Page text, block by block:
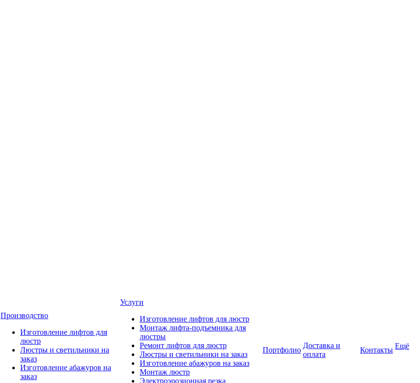
Производство
Изготовление лифтов для
люстр
Люстры и светильники на
заказ
Изготовление абажуров на
заказ
Услуги
Изготовление лифтов для люстр
Монтаж лифта-подъемника для
люстры
Ремонт лифтов для люстр
Люстры и светильники на заказ
Изготовление абажуров на заказ
Монтаж люстр
Электроэрозионная резка
Портфолио
Доставка и
оплата
Контакты Ещё